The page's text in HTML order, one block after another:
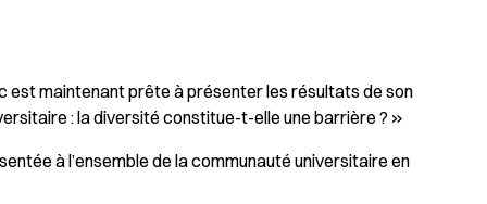
est maintenant prête à présenter les résultats de son
: la diversité constitue-t-elle une barrière ? »
à l’ensemble de la communauté universitaire en